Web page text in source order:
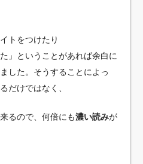
トをつけたり
」ということがあれば余白に
した。そうすることによっ
だけではなく、
るので、何倍にも濃い読みが